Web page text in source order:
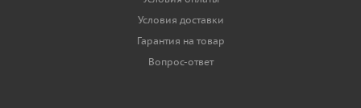
Условия доставки
Гарантия на товар
Вопрос-ответ